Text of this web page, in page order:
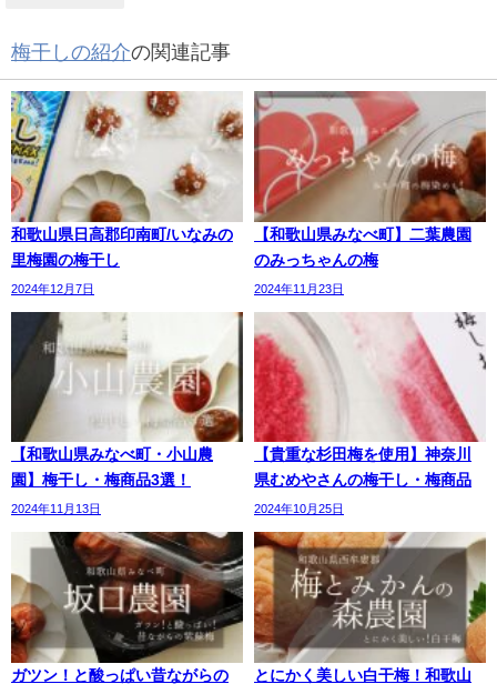
梅干しの紹介の関連記事
和歌山県日高郡印南町/いなみの
里梅園の梅干し
2024年12月7日
【和歌山県みなべ町】二葉農園
のみっちゃんの梅
2024年11月23日
【和歌山県みなべ町・小山農
園】梅干し・梅商品3選！
2024年11月13日
【貴重な杉田梅を使用】神奈川
県むめやさんの梅干し・梅商品
2024年10月25日
ガツン！と酸っぱい昔ながらの
とにかく美しい白干梅！和歌山